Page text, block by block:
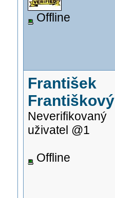
Offline
František
Františkový
Neverifikovaný
uživatel @1
Offline